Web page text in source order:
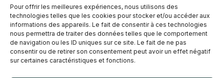
Pour offrir les meilleures expériences, nous utilisons des
technologies telles que les cookies pour stocker et/ou accéder aux
informations des appareils. Le fait de consentir à ces technologies
nous permettra de traiter des données telles que le comportement
de navigation ou les ID uniques sur ce site. Le fait de ne pas
consentir ou de retirer son consentement peut avoir un effet négatif
sur certaines caractéristiques et fonctions.
Service client